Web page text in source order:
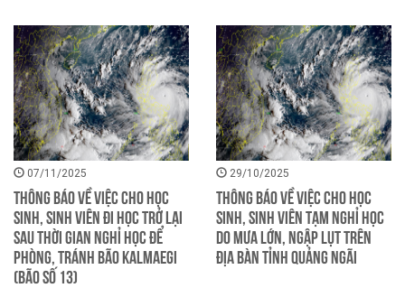
07/11/2025
THÔNG BÁO Về việc cho học
sinh, sinh viên đi học trở lại
sau thời gian nghỉ học để
phòng, tránh bão KALMAEGI
(Bão số 13)
29/10/2025
THÔNG BÁO Về việc cho học
sinh, sinh viên tạm nghỉ học
do mưa lớn, ngập lụt trên
địa bàn tỉnh Quảng Ngãi